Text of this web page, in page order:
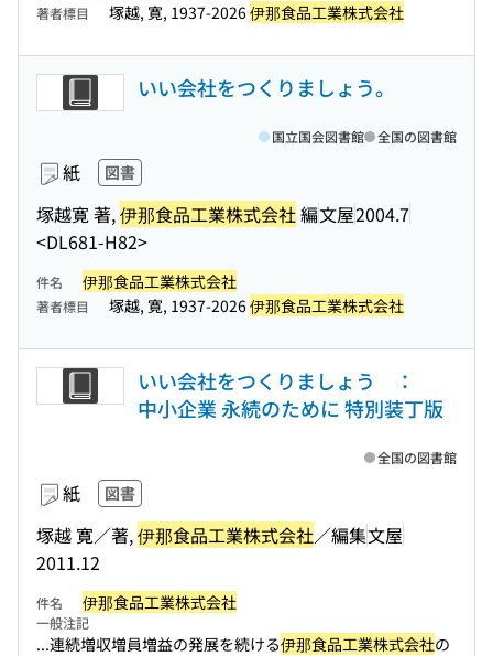
著者標目 塚越, 寛, 1937-2026伊那食品工業株式会社
いい会社をつくりましょう。
紙 図書
塚越寛 著,伊那食品工業株式会社編文屋2004.7
<DL681-H82>
国立国会図書館 全国の図書館
件名 伊那食品工業株式会社
著者標目 塚越, 寛, 1937-2026伊那食品工業株式会社
いい会社をつくりましょう ：
中小企業 永続のために 特別装丁版
紙 図書
塚越 寛／著,伊那食品工業株式会社／編集文屋
2011.12
全国の図書館
件名 伊那食品工業株式会社
一般注記
...連続増収増員増益の発展を続ける伊那食品工業株式会社の